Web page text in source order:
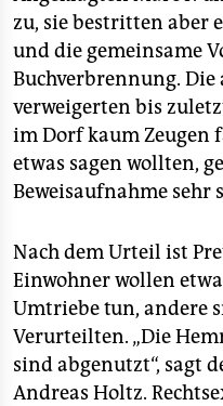
zu, sie bestritten aber
und die gemeinsame
Buchverbrennung.
verweigerten bis
im Dorf kaum Zeugen
etwas sagen wollten,
Beweisaufnahme sehr
Nach dem Urteil ist
Einwohner wollen
Umtriebe tun, andere
Verurteilten. „Die
sind abgenutzt“, sagt
Andreas Holtz.